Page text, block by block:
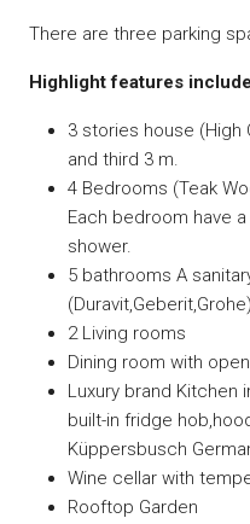
There are three parking
Highlight features
3 stories house (High
and third 3 m.
4 Bedrooms (Teak
Each bedroom have
shower.
5 bathrooms A
(Duravit,Geberit,Grohe)
2 Living rooms
Dining room with
Luxury brand Kitchen
built-in fridge
Küppersbusch
Wine cellar with
Rooftop Garden